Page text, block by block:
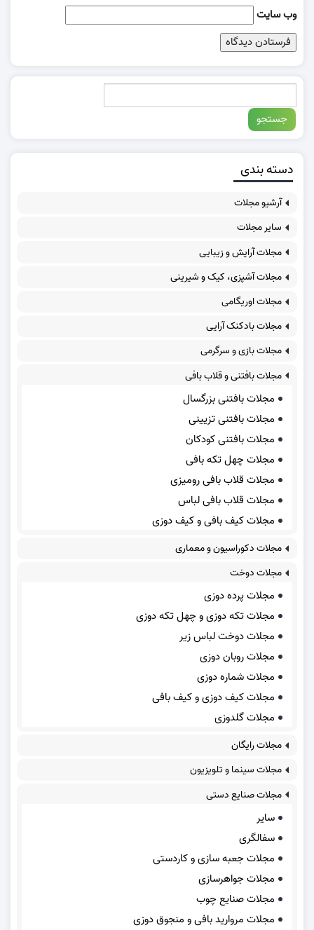
وب‌ سایت
دسته بندی
آرشیو مجلات
سایر مجلات
مجلات آرایش و زیبایی
مجلات آشپزی، کیک و شیرینی
مجلات اوریگامی
مجلات بادکنک آرایی
مجلات بازی و سرگرمی
مجلات بافتنی و قلاب بافی
مجلات بافتنی بزرگسال
مجلات بافتنی تزیینی
مجلات بافتنی کودکان
مجلات چهل تکه بافی
مجلات قلاب بافی رومیزی
مجلات قلاب بافی لباس
مجلات کیف بافی و کیف دوزی
مجلات دکوراسیون و معماری
مجلات دوخت
مجلات پرده دوزی
مجلات تکه دوزی و چهل تکه دوزی
مجلات دوخت لباس زیر
مجلات روبان دوزی
مجلات شماره دوزی
مجلات کیف دوزی و کیف بافی
مجلات گلدوزی
مجلات رایگان
مجلات سینما و تلویزیون
مجلات صنایع دستی
سایر
سفالگری
مجلات جعبه سازی و کاردستی
مجلات جواهرسازی
مجلات صنایع چوب
مجلات مروارید بافی و منجوق دوزی